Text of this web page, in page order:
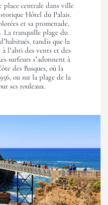
place centrale dans ville
Hôtel du Palais.
et sa promenade,
La tranquille plage du
tandis que la
l’abri des vents et des
surfeurs s’adonnent à
des Basques, où la
ou sur la plage de la
ses rouleaux.